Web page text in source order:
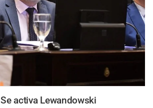
Se activa Lewandowski